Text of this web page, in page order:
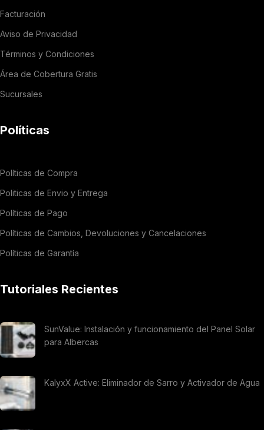
Facturación
Aviso de Privacidad
Términos y Condiciones
Área de Cobertura Gratis
Sucursales
Políticas
Políticas de Compra
Politicas de Envio y Entrega
Políticas de Pago
Políticas de Cambios, Devoluciones y Cancelaciones
Políticas de Garantía
Tutoriales Recientes
SunValue: Instalación y funcionamiento del Panel Solar
para Albercas
KalyxX Active: Eliminador de Sarro y Activador de Agua